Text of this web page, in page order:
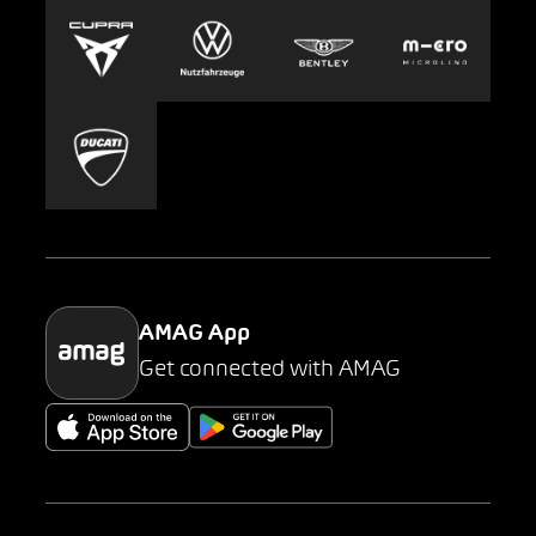
Europcar
Carsharing
Mobility-as-a-Service
Parking
Presse
AMAG App
Get connected with AMAG